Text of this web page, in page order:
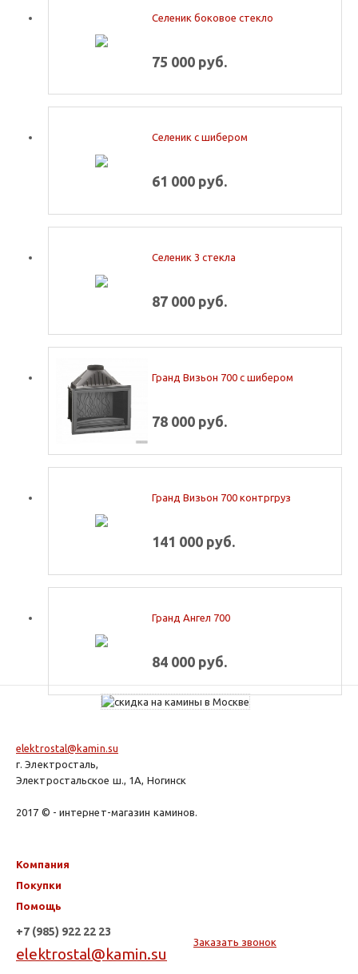
Селеник боковое стекло
75 000 руб.
Селеник с шибером
61 000 руб.
Селеник 3 стекла
87 000 руб.
Гранд Визьон 700 с шибером
78 000 руб.
Гранд Визьон 700 контргруз
141 000 руб.
Гранд Ангел 700
84 000 руб.
elektrostal@kamin.su
г. Электросталь,
Электростальское ш., 1А, Ногинск
2017 © - интернет-магазин каминов.
Компания
Покупки
Помощь
+7 (985) 922 22 23
elektrostal@kamin.su
Заказать звонок